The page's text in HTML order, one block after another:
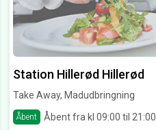
Station Hillerød Hillerød
Take Away, Madudbringning
Åbent
Åbent fra kl 09:00 til 21:00